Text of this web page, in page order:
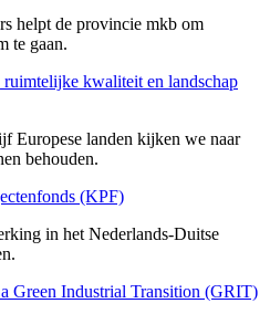
helpt de provincie mkb om
te gaan.
kwaliteit en landschap
Europese landen kijken we naar
behouden.
(KPF)
in het Nederlands-Duitse
Green Industrial Transition (GRIT)